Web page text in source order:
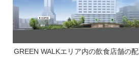
GREEN WALKエリア内の飲食店舗の